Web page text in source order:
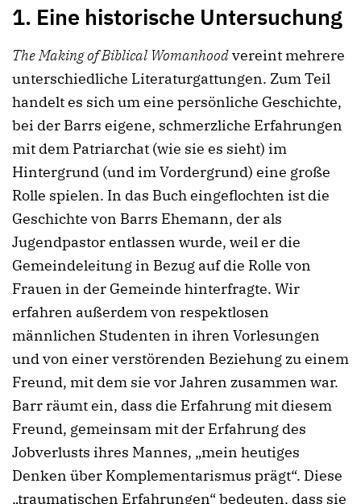
1. Eine historische Untersuchung
The Making of Biblical Womanhoodvereint mehrere
unterschiedliche Literaturgattungen. Zum Teil
handelt es sich um eine persönliche Geschichte,
bei der Barrs eigene, schmerzliche Erfahrungen
mit dem Patriarchat (wie sie es sieht) im
Hintergrund (und im Vordergrund) eine große
Rolle spielen. In das Buch eingeflochten ist die
Geschichte von Barrs Ehemann, der als
Jugendpastor entlassen wurde, weil er die
Gemeindeleitung in Bezug auf die Rolle von
Frauen in der Gemeinde hinterfragte. Wir
erfahren außerdem von respektlosen
männlichen Studenten in ihren Vorlesungen
und von einer verstörenden Beziehung zu einem
Freund, mit dem sie vor Jahren zusammen war.
Barr räumt ein, dass die Erfahrung mit diesem
Freund, gemeinsam mit der Erfahrung des
Jobverlusts ihres Mannes, „mein heutiges
Denken über Komplementarismus prägt“. Diese
„traumatischen Erfahrungen“ bedeuten, dass sie